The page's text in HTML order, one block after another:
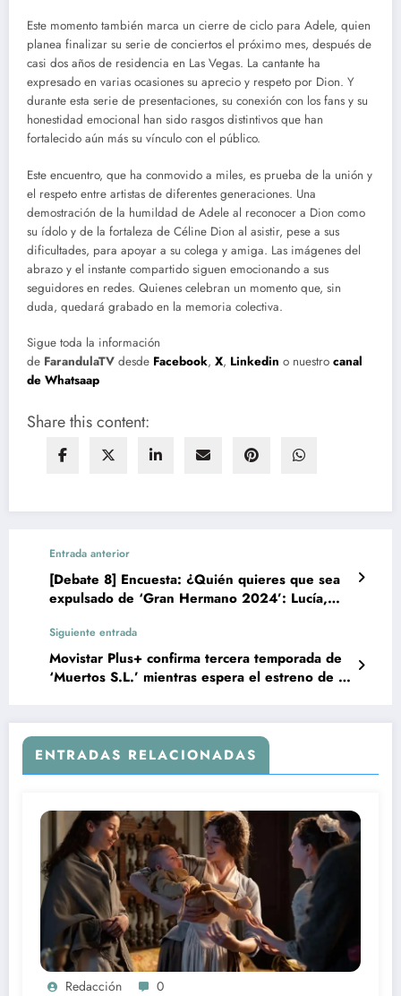
Este momento también marca un cierre de ciclo para Adele, quien
planea finalizar su serie de conciertos el próximo mes, después de
casi dos años de residencia en Las Vegas. La cantante ha
expresado en varias ocasiones su aprecio y respeto por Dion. Y
durante esta serie de presentaciones, su conexión con los fans y su
honestidad emocional han sido rasgos distintivos que han
fortalecido aún más su vínculo con el público.
Este encuentro, que ha conmovido a miles, es prueba de la unión y
el respeto entre artistas de diferentes generaciones. Una
demostración de la humildad de Adele al reconocer a Dion como
su ídolo y de la fortaleza de Céline Dion al asistir, pese a sus
dificultades, para apoyar a su colega y amiga. Las imágenes del
abrazo y el instante compartido siguen emocionando a sus
seguidores en redes. Quienes celebran un momento que, sin
duda, quedará grabado en la memoria colectiva.
Sigue toda la información
de FarandulaTV desde Facebook, X, Linkedin o nuestro canal
de Whatsaap
Share this content:
Entrada anterior
[Debate 8] Encuesta: ¿Quién quieres que sea
expulsado de ‘Gran Hermano 2024’: Lucía,
Siguiente entrada
Movistar Plus+ confirma tercera temporada de
‘Muertos S.L.’ mientras espera el estreno de la
ENTRADAS RELACIONADAS
Redacción 0